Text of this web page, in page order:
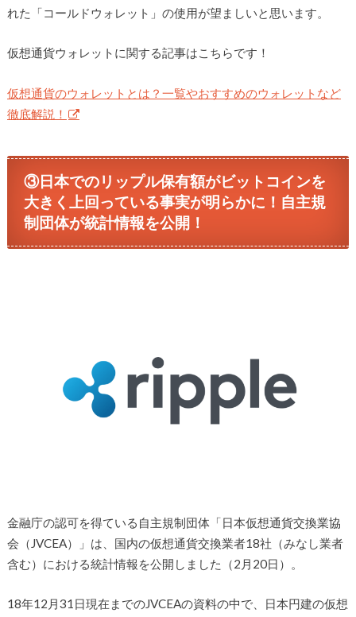
れた「コールドウォレット」の使用が望ましいと思います。
仮想通貨ウォレットに関する記事はこちらです！
仮想通貨のウォレットとは？一覧やおすすめのウォレットなど
徹底解説！
③日本でのリップル保有額がビットコインを
大きく上回っている事実が明らかに！自主規
制団体が統計情報を公開！
金融庁の認可を得ている自主規制団体「日本仮想通貨交換業協
会（JVCEA）」は、国内の仮想通貨交換業者18社（みなし業者
含む）における統計情報を公開しました（2月20日）。
18年12月31日現在までのJVCEAの資料の中で、日本円建の仮想